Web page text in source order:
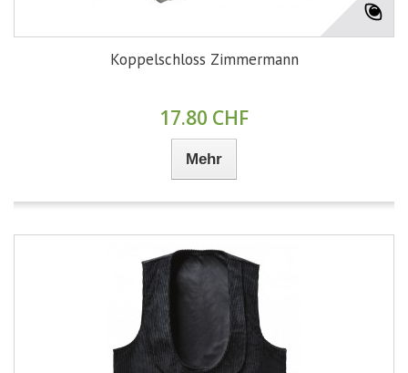
Koppelschloss Zimmermann
17.80 CHF
Mehr